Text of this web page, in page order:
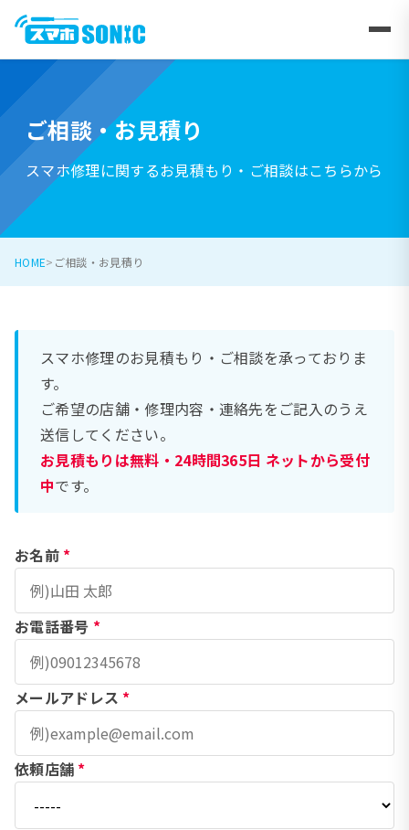
ご相談・お見積り
スマホ修理に関するお見積もり・ご相談はこちらから
HOME ご相談・お見積り
スマホ修理のお見積もり・ご相談を承っておりま
す。
ご希望の店舗・修理内容・連絡先をご記入のうえ
送信してください。
お見積もりは無料・24時間365日 ネットから受付
中です。
お名前 *
お電話番号 *
メールアドレス *
依頼店舗 *